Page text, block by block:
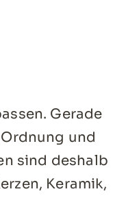
Gerade
und
sind deshalb
Keramik,